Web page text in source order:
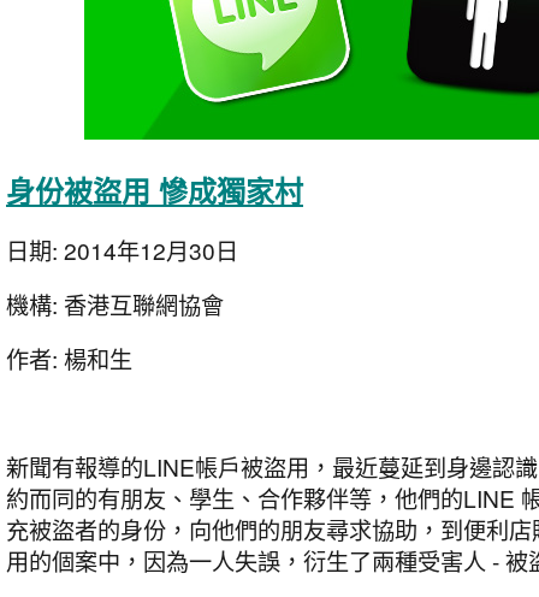
身份被盜用 慘成獨家村
日期: 2014年12月30日
機構: 香港互聯網協會
作者: 楊和生
新聞有報導的LINE帳戶被盜用，最近蔓延到身邊認
約而同的有朋友、學生、合作夥伴等，他們的LINE
充被盜者的身份，向他們的朋友尋求協助，到便利
用的個案中，因為一人失誤，衍生了兩種受害人 -